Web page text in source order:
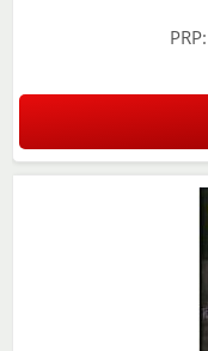
PRP: